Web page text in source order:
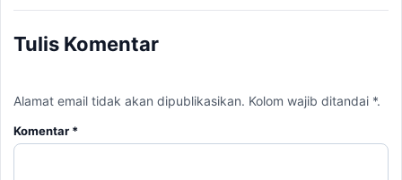
Tulis Komentar
Alamat email tidak akan dipublikasikan. Kolom wajib ditandai *.
Komentar *